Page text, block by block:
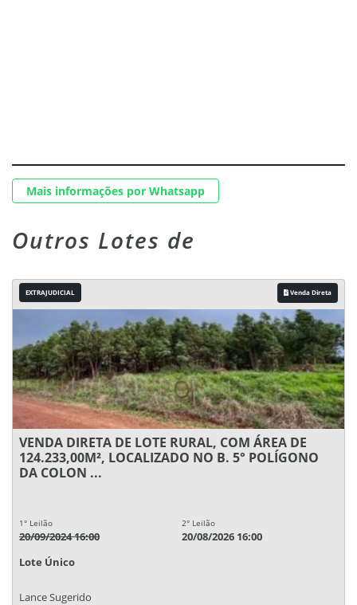
Mais informações por Whatsapp
Outros Lotes de
EXTRAJUDICIAL Venda Direta
VENDA DIRETA DE LOTE RURAL, COM ÁREA DE
124.233,00M², LOCALIZADO NO B. 5° POLÍGONO
DA COLON ...
1° Leilão
20/09/2024 16:00
2° Leilão
20/08/2026 16:00
Lote Único
Lance Sugerido